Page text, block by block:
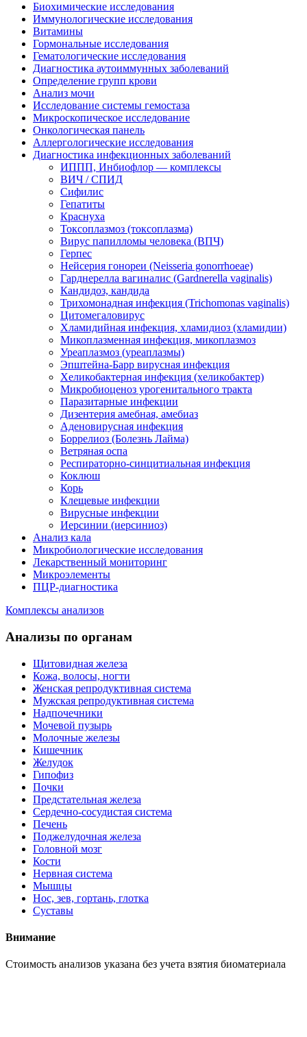
Биохимические исследования
Иммунологические исследования
Витамины
Гормональные исследования
Гематологические исследования
Диагностика аутоиммунных заболеваний
Определение групп крови
Анализ мочи
Исследование системы гемостаза
Микроскопическое исследование
Онкологическая панель
Аллергологические исследования
Диагностика инфекционных заболеваний
ИППП, Инбиофлор — комплексы
ВИЧ / СПИД
Сифилис
Гепатиты
Краснуха
Токсоплазмоз (токсоплазма)
Вирус папилломы человека (ВПЧ)
Герпес
Нейсерия гонореи (Neisseria gonorrhoeae)
Гарднерелла вагиналис (Gardnerella vaginalis)
Кандидоз, кандида
Трихомонадная инфекция (Trichomonas vaginalis)
Цитомегаловирус
Хламидийная инфекция, хламидиоз (хламидии)
Микоплазменная инфекция, микоплазмоз
Уреаплазмоз (уреаплазмы)
Эпштейна-Барр вирусная инфекция
Хеликобактерная инфекция (хеликобактер)
Микробиоценоз урогенитального тракта
Паразитарные инфекции
Дизентерия амебная, амебиаз
Аденовирусная инфекция
Боррелиоз (Болезнь Лайма)
Ветряная оспа
Респираторно-синцитиальная инфекция
Коклюш
Корь
Клещевые инфекции
Вирусные инфекции
Иерсинии (иерсиниоз)
Анализ кала
Микробиологические исследования
Лекарственный мониторинг
Микроэлементы
ПЦР-диагностика
Комплексы анализов
Анализы по органам
Щитовидная железа
Кожа, волосы, ногти
Женская репродуктивная система
Мужская репродуктивная система
Надпочечники
Мочевой пузырь
Молочные железы
Кишечник
Желудок
Гипофиз
Почки
Предстательная железа
Сердечно-сосудистая система
Печень
Поджелудочная железа
Головной мозг
Кости
Нервная система
Мышцы
Нос, зев, гортань, глотка
Суставы
Внимание
Cтоимость анализов указана без учета взятия биоматериала